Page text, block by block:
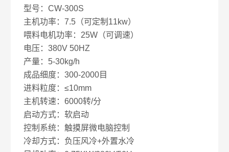
型号：CW-300S
主机功率：7.5（可定制11kw）
喂料电机功率：25W（可调速）
电压：380V 50HZ
产量：5-30kg/h
成品细度：300-2000目
进料粒度：≤10mm
主机转速：6000转/分
启动方式：软启动
控制系统：触摸屏微电脑控制
冷却方式：负压风冷+外置水冷